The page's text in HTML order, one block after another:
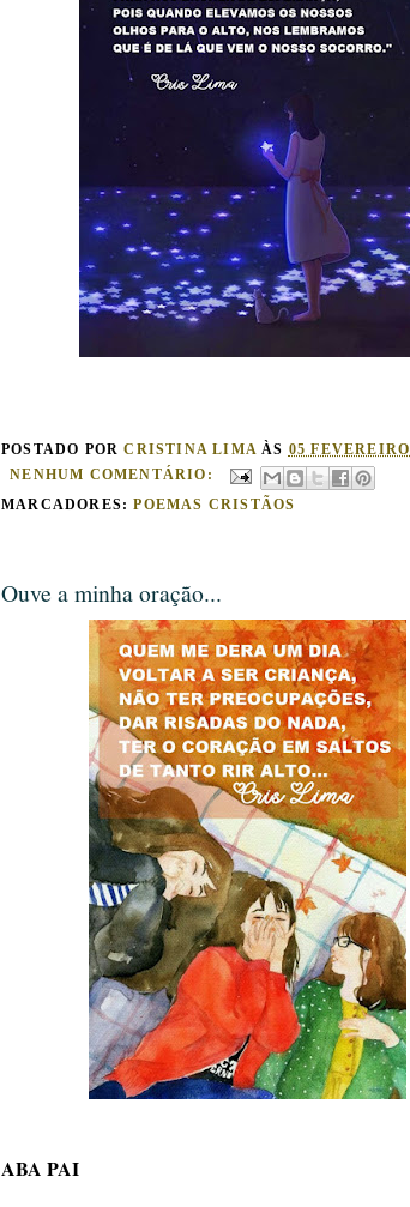
POSTADO PORCRISTINA LIMA ÀS 05 FEVEREIRO
NENHUM COMENTÁRIO:
MARCADORES:POEMAS CRISTÃOS
Ouve a minha oração...
ABA PAI